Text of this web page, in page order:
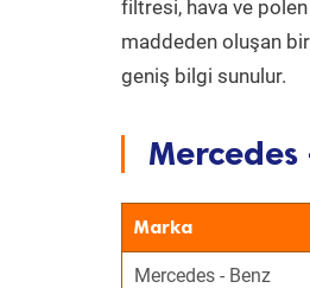
filtresi, hava ve polen
maddeden oluşan bir
geniş bilgi sunulur.
Mercedes
Marka
Mercedes - Benz